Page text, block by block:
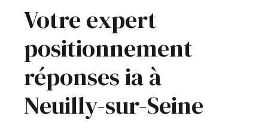
Votre expert
positionnement
réponses ia à
Neuilly-sur-Seine